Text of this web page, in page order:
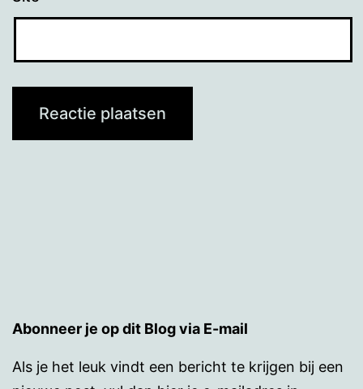
Abonneer je op dit Blog via E-mail
Als je het leuk vindt een bericht te krijgen bij een